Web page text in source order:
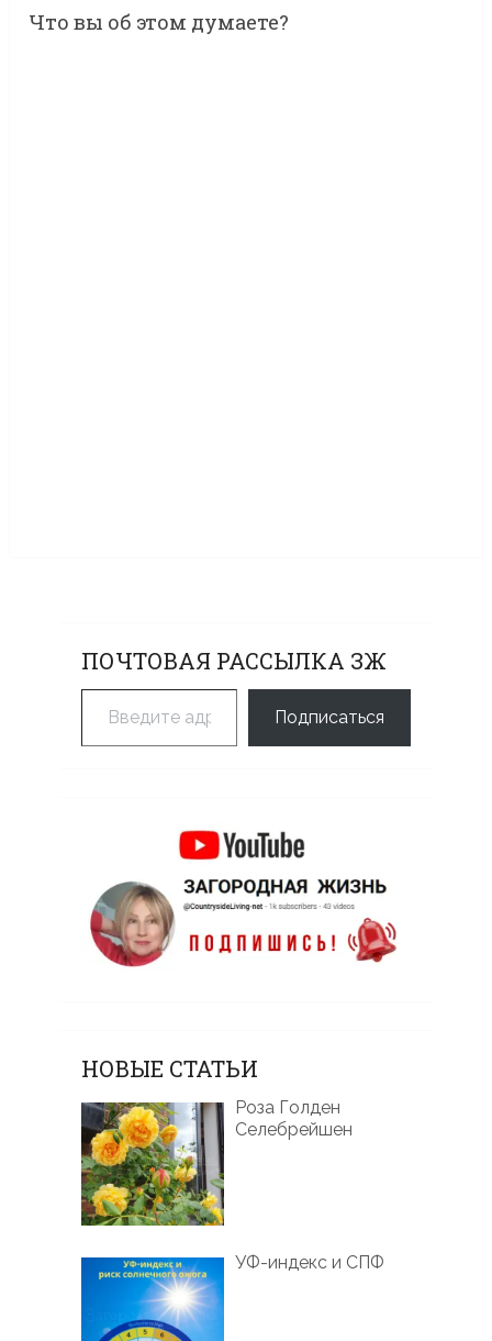
Что вы об этом думаете?
ПОЧТОВАЯ РАССЫЛКА ЗЖ
Введите адрес электронной почты…
Подписаться
НОВЫЕ СТАТЬИ
Роза Голден
Селебрейшен
УФ-индекс и СПФ